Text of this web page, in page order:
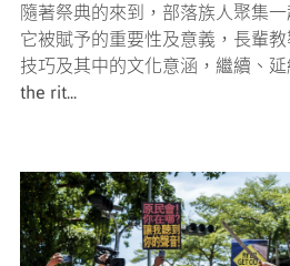
隨著祭典的來到，部落族人聚集
它被賦予的重要性及意義，長輩
技巧及其中的文化意涵，繼續、
the rit...